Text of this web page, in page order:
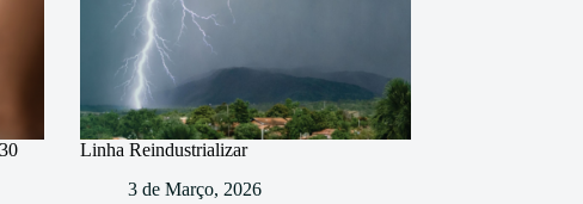
Linha Reindustrializar
3 de Março, 2026